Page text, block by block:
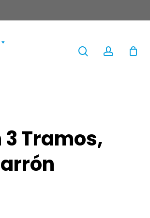
searchaccount
3 Tramos,